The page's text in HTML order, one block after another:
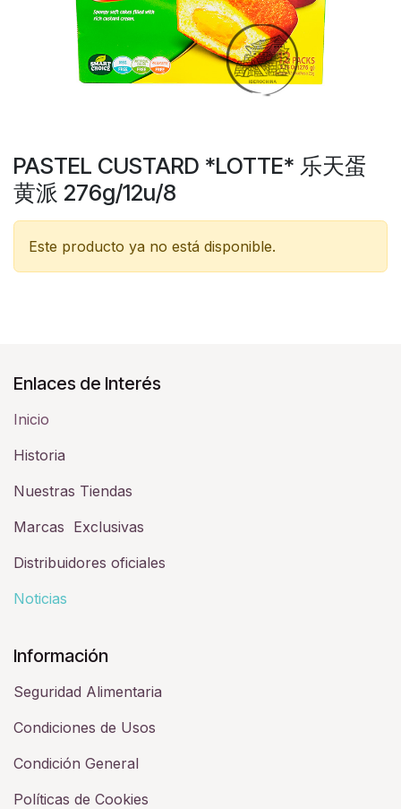
PASTEL CUSTARD *LOTTE* 乐天蛋
黄派 276g/12u/8
Este producto ya no está disponible.
Enlaces de Interés
Inicio
Historia​
Nuestras Tiendas
Marcas Exclusivas
Distribuidores oficiales
Noticias
Información
Seguridad Alimentaria
Condiciones de Usos
Condición General
Políticas de Cookies